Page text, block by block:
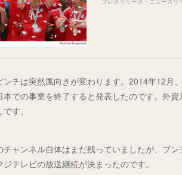
ンチは突然風向きが変わります。2014年12月
本での事業を終了すると発表したのです。外
す。
チャンネル自体はまだ残っていましたが、ブ
ジテレビの放送継続が決まったのです。